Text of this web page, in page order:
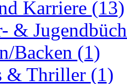
Karriere (13)
&
Backen (1)
& Thriller (1)